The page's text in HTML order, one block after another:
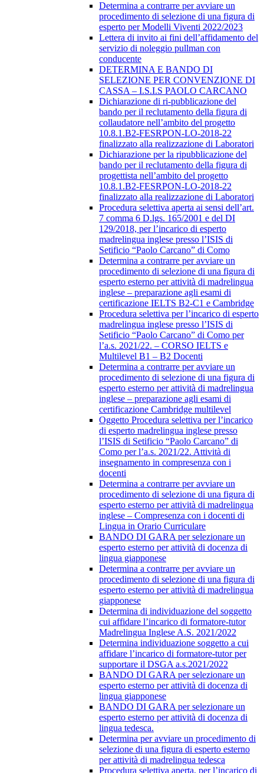
Determina a contrarre per avviare un
procedimento di selezione di una figura di
esperto per Modelli Viventi 2022/2023
Lettera di invito ai fini dell’affidamento del
servizio di noleggio pullman con
conducente
DETERMINA E BANDO DI
SELEZIONE PER CONVENZIONE DI
CASSA – I.S.I.S PAOLO CARCANO
Dichiarazione di ri-pubblicazione del
bando per il reclutamento della figura di
collaudatore nell’ambito del progetto
10.8.1.B2-FESRPON-LO-2018-22
finalizzato alla realizzazione di Laboratori
Dichiarazione per la ripubblicazione del
bando per il reclutamento della figura di
progettista nell’ambito del progetto
10.8.1.B2-FESRPON-LO-2018-22
finalizzato alla realizzazione di Laboratori
Procedura selettiva aperta ai sensi dell’art.
7 comma 6 D.lgs. 165/2001 e del DI
129/2018, per l’incarico di esperto
madrelingua inglese presso l’ISIS di
Setificio “Paolo Carcano” di Como
Determina a contrarre per avviare un
procedimento di selezione di una figura di
esperto esterno per attività di madrelingua
inglese – preparazione agli esami di
certificazione IELTS B2-C1 e Cambridge
Procedura selettiva per l’incarico di esperto
madrelingua inglese presso l’ISIS di
Setificio “Paolo Carcano” di Como per
l’a.s. 2021/22. – CORSO IELTS e
Multilevel B1 – B2 Docenti
Determina a contrarre per avviare un
procedimento di selezione di una figura di
esperto esterno per attività di madrelingua
inglese – preparazione agli esami di
certificazione Cambridge multilevel
Oggetto Procedura selettiva per l’incarico
di esperto madrelingua inglese presso
l’ISIS di Setificio “Paolo Carcano” di
Como per l’a.s. 2021/22. Attività di
insegnamento in compresenza con i
docenti
Determina a contrarre per avviare un
procedimento di selezione di una figura di
esperto esterno per attività di madrelingua
inglese – Compresenza con i docenti di
Lingua in Orario Curriculare
BANDO DI GARA per selezionare un
esperto esterno per attività di docenza di
lingua giapponese
Determina a contrarre per avviare un
procedimento di selezione di una figura di
esperto esterno per attività di madrelingua
giapponese
Determina di individuazione del soggetto
cui affidare l’incarico di formatore-tutor
Madrelingua Inglese A.S. 2021/2022
Determina individuazione soggetto a cui
affidare l’incarico di formatore-tutor per
supportare il DSGA a.s.2021/2022
BANDO DI GARA per selezionare un
esperto esterno per attività di docenza di
lingua giapponese
BANDO DI GARA per selezionare un
esperto esterno per attività di docenza di
lingua tedesca.
Determina per avviare un procedimento di
selezione di una figura di esperto esterno
per attività di madrelingua tedesca
Procedura selettiva aperta, per l’incarico di